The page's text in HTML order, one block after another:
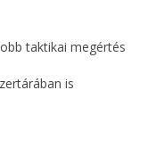
taktikai megértés
is